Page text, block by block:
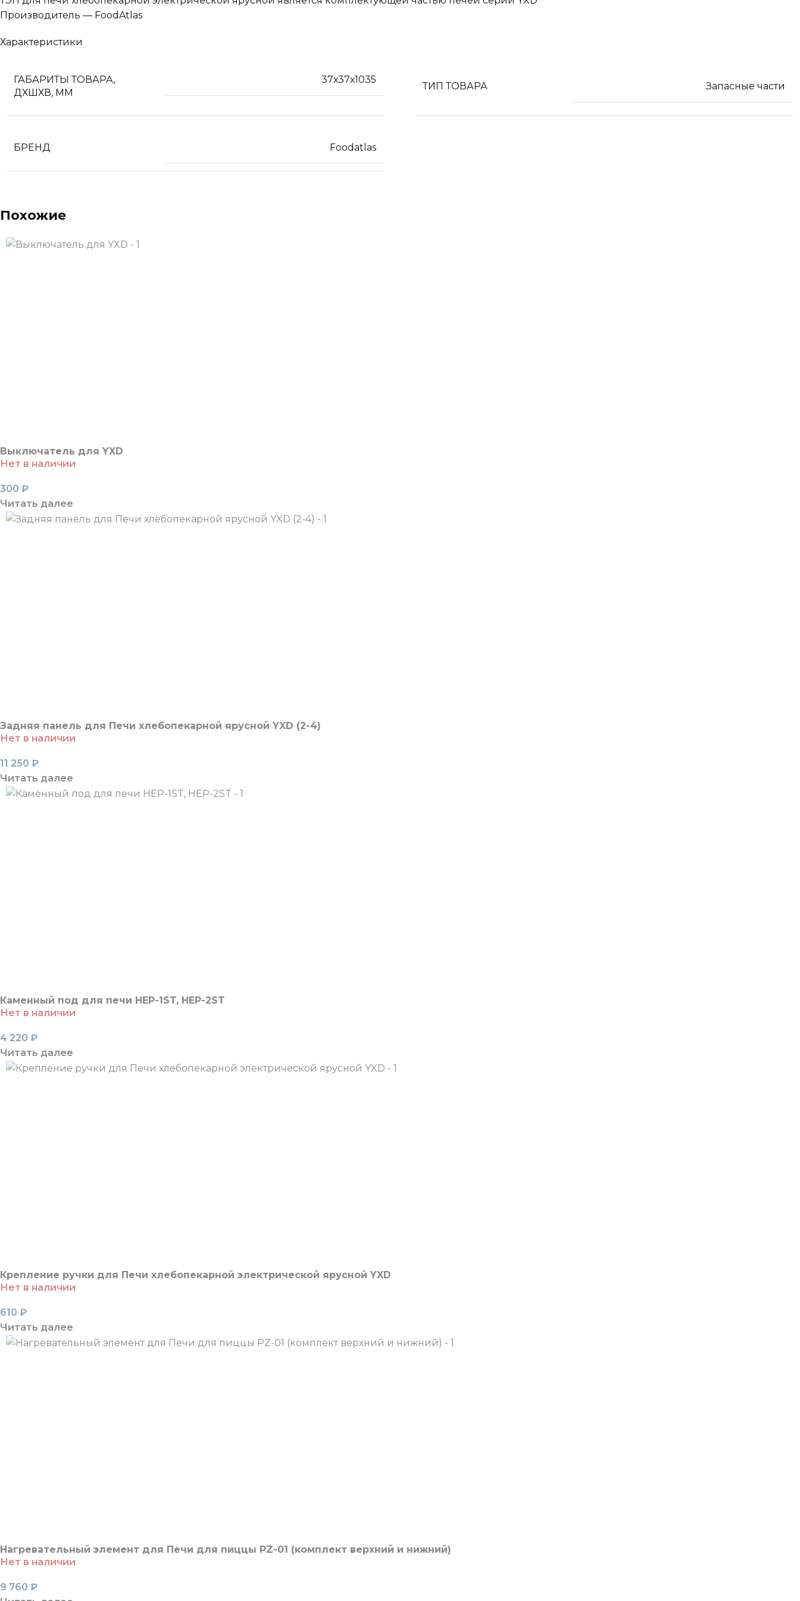
Производитель — FoodAtlas
Характеристики
ГАБАРИТЫ ТОВАРА,
ДХШХВ, ММ
37х37х1035
ТИП ТОВАРА Запасные части
БРЕНД Foodatlas
Похожие
Выключатель для YXD
Нет в наличии
300 ₽
Читать далее
Задняя панель для Печи хлебопекарной ярусной YXD (2-4)
Нет в наличии
11 250 ₽
Читать далее
Каменный под для печи HEP-1ST, HEP-2ST
Нет в наличии
4 220 ₽
Читать далее
Крепление ручки для Печи хлебопекарной электрической ярусной YXD
Нет в наличии
610 ₽
Читать далее
Нагревательный элемент для Печи для пиццы PZ-01 (комплект верхний и нижний)
Нет в наличии
9 760 ₽